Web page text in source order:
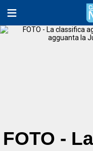
FOTO -